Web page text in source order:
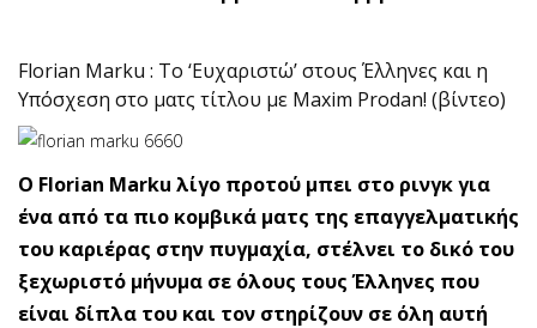
Florian Marku : Το ‘Ευχαριστώ’ στους Έλληνες και η
Υπόσχεση στο ματς τίτλου με Maxim Prodan! (βίντεο)
Ο Florian Marku λίγο προτού μπει στο ρινγκ για
ένα από τα πιο κομβικά ματς της επαγγελματικής
του καριέρας στην πυγμαχία, στέλνει το δικό του
ξεχωριστό μήνυμα σε όλους τους Έλληνες που
είναι δίπλα του και τον στηρίζουν σε όλη αυτή